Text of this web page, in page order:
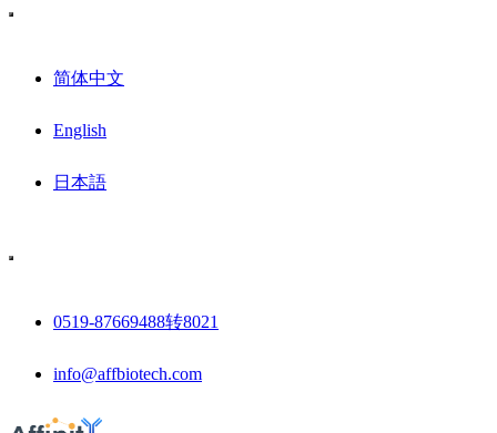
简体中文
English
日本語
0519-87669488转8021
info@affbiotech.com